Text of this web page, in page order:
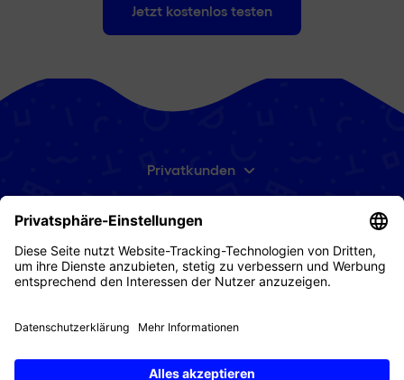
Jetzt kostenlos testen
Privatkunden
Geschäftskunden
Digital Republic
Supportcenter
Kundenportal
Abonniere unseren Newsletter